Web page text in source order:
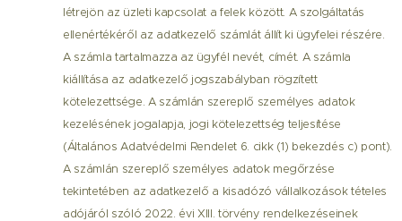
létrejön az üzleti kapcsolat a felek között. A szolgáltatás
ellenértékéről az adatkezelő számlát állít ki ügyfelei részére.
A számla tartalmazza az ügyfél nevét, címét. A számla
kiállítása az adatkezelő jogszabályban rögzített
kötelezettsége. A számlán szereplő személyes adatok
kezelésének jogalapja, jogi kötelezettség teljesítése
(Általános Adatvédelmi Rendelet 6. cikk (1) bekezdés c) pont).
A számlán szereplő személyes adatok megőrzése
tekintetében az adatkezelő a kisadózó vállalkozások tételes
adójáról szóló 2022. évi XIII. törvény rendelkezéseinek